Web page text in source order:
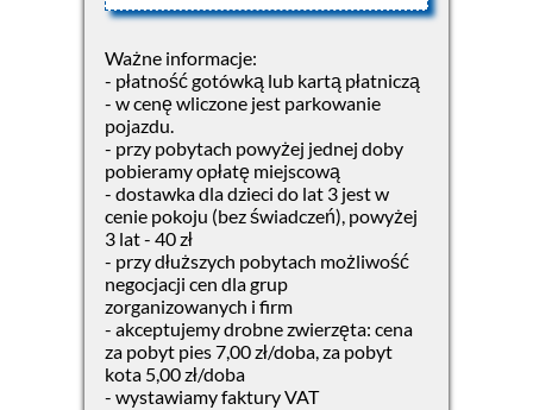
Ważne informacje:
- płatność gotówką lub kartą płatniczą
- w cenę wliczone jest parkowanie
pojazdu.
- przy pobytach powyżej jednej doby
pobieramy opłatę miejscową
- dostawka dla dzieci do lat 3 jest w
cenie pokoju (bez świadczeń), powyżej
3 lat - 40 zł
- przy dłuższych pobytach możliwość
negocjacji cen dla grup
zorganizowanych i firm
- akceptujemy drobne zwierzęta: cena
za pobyt pies 7,00 zł/doba, za pobyt
kota 5,00 zł/doba
- wystawiamy faktury VAT